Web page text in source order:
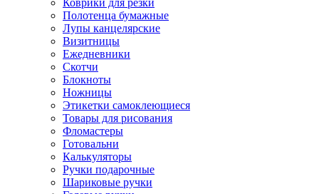
Коврики для резки
Полотенца бумажные
Лупы канцелярские
Визитницы
Ежедневники
Скотчи
Блокноты
Ножницы
Этикетки самоклеющиеся
Товары для рисования
Фломастеры
Готовальни
Калькуляторы
Ручки подарочные
Шариковые ручки